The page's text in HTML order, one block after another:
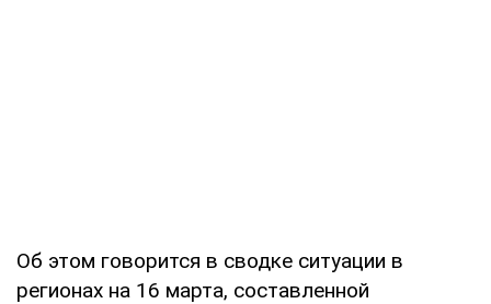
Об этом говорится в сводке ситуации в
регионах на 16 марта, составленной